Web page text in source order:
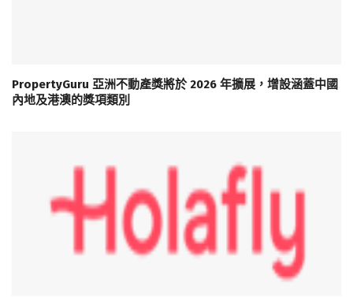
PropertyGuru 亞洲不動產獎將於 2026 年擴展，增設涵蓋中國
內地及港澳的獎項類別